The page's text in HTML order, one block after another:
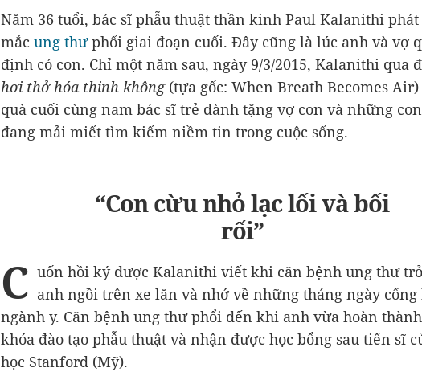
Năm 36 tuổi, bác sĩ phẫu thuật thần kinh Paul Kalanithi
mắc ung thưphổi giai đoạn cuối. Đây cũng là lúc anh và vợ
định có con. Chỉ một năm sau, ngày 9/3/2015, Kalanithi qua
hơi thở hóa thinh không (tựa gốc: When Breath Becomes
quà cuối cùng nam bác sĩ trẻ dành tặng vợ con và những
đang mải miết tìm kiếm niềm tin trong cuộc sống.
“Con cừu nhỏ lạc lối và bối
rối”
C uốn hồi ký được Kalanithi viết khi căn bệnh ung thư
anh ngồi trên xe lăn và nhớ về những tháng ngày cống
ngành y. Căn bệnh ung thư phổi đến khi anh vừa hoàn
khóa đào tạo phẫu thuật và nhận được học bổng sau tiến sĩ
học Stanford (Mỹ).